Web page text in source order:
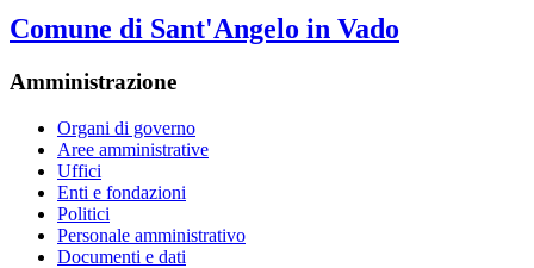
Comune di Sant'Angelo in Vado
Amministrazione
Organi di governo
Aree amministrative
Uffici
Enti e fondazioni
Politici
Personale amministrativo
Documenti e dati